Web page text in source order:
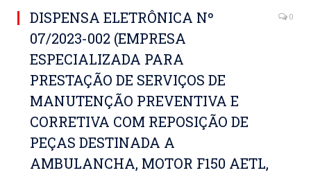
DISPENSA ELETRÔNICA Nº
07/2023-002 (EMPRESA
ESPECIALIZADA PARA
PRESTAÇÃO DE SERVIÇOS DE
MANUTENÇÃO PREVENTIVA E
CORRETIVA COM REPOSIÇÃO DE
PEÇAS DESTINADA A
AMBULANCHA, MOTOR F150 AETL,
0